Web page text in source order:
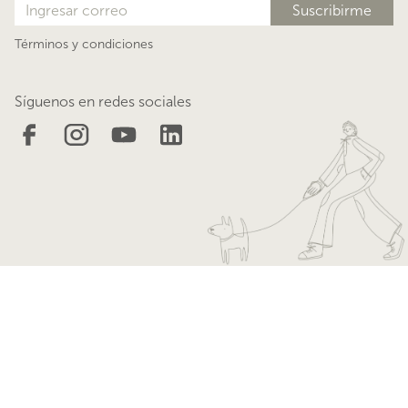
Blog
Términos y condiciones
Síguenos en redes sociales